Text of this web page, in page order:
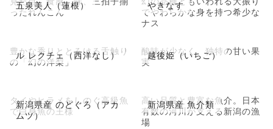
五泉美人（蓮根）
ったれんこん
やきなす
でやわらかな身を持つ希少な
ナス
ル レクチェ（西洋なし）
豊かな香りととろける舌触り
の「幻の洋梨」
越後姫（いちご）
酸味が少なく、独特の甘い果
実
新潟県産 のどぐろ（アカ
ムツ）
タイやヒラメをしのぐ高級魚
で白身魚の王様
新潟県産 魚介類
高い品質と豊富な魚介。日本
有数の河川が支える新潟の漁
場